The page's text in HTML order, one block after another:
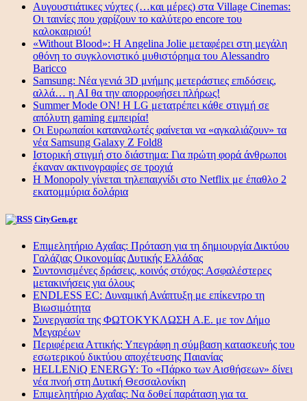
Αυγουστιάτικες νύχτες (…και μέρες) στα Village Cinemas:
Οι ταινίες που χαρίζουν το καλύτερο encore του
καλοκαιριού!
«Without Blood»: Η Angelina Jolie μεταφέρει στη μεγάλη
οθόνη το συγκλονιστικό μυθιστόρημα του Alessandro
Baricco
Samsung: Νέα γενιά 3D μνήμης μετεράστιες επιδόσεις,
αλλά… η AI θα την απορροφήσει πλήρως!
Summer Mode ON! Η LG μετατρέπει κάθε στιγμή σε
απόλυτη gaming εμπειρία!
Οι Ευρωπαίοι καταναλωτές φαίνεται να «αγκαλιάζουν» τα
νέα Samsung Galaxy Z Fold8
Ιστορική στιγμή στο διάστημα: Για πρώτη φορά άνθρωποι
έκαναν ακτινογραφίες σε τροχιά
Η Monopoly γίνεται τηλεπαιχνίδι στο Netflix με έπαθλο 2
εκατομμύρια δολάρια
CityGen.gr
Επιμελητήριο Αχαΐας: Πρόταση για τη δημιουργία Δικτύου
Γαλάζιας Οικονομίας Δυτικής Ελλάδας
Συντονισμένες δράσεις, κοινός στόχος: Ασφαλέστερες
μετακινήσεις για όλους
ENDLESS EC: Δυναμική Ανάπτυξη με επίκεντρο τη
Βιωσιμότητα
Συνεργασία της ΦΩΤΟΚΥΚΛΩΣΗ Α.Ε. με τον Δήμο
Μεγαρέων
Περιφέρεια Αττικής: Υπεγράφη η σύμβαση κατασκευής του
εσωτερικού δικτύου αποχέτευσης Παιανίας
HELLENiQ ENERGY: Το «Πάρκο των Αισθήσεων» δίνει
νέα πνοή στη Δυτική Θεσσαλονίκη
Επιμελητήριο Αχαΐας: Να δοθεί παράταση για τα